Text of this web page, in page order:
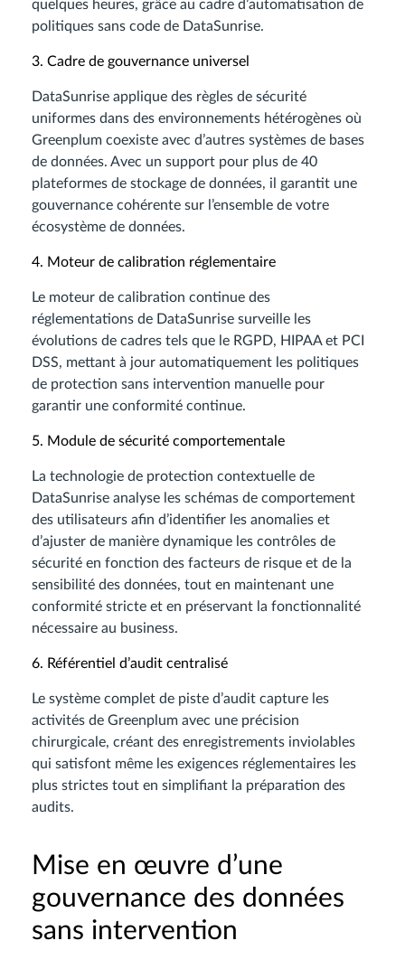
quelques heures, grâce au cadre d’automatisation de
politiques sans code de DataSunrise.
3. Cadre de gouvernance universel
DataSunrise applique des règles de sécurité
uniformes dans des environnements hétérogènes où
Greenplum coexiste avec d’autres systèmes de bases
de données. Avec un support pour plus de 40
plateformes de stockage de données, il garantit une
gouvernance cohérente sur l’ensemble de votre
écosystème de données.
4. Moteur de calibration réglementaire
Le moteur de calibration continue des
réglementations de DataSunrise surveille les
évolutions de cadres tels que le RGPD, HIPAA et PCI
DSS, mettant à jour automatiquement les politiques
de protection sans intervention manuelle pour
garantir une conformité continue.
5. Module de sécurité comportementale
La technologie de protection contextuelle de
DataSunrise analyse les schémas de comportement
des utilisateurs afin d’identifier les anomalies et
d’ajuster de manière dynamique les contrôles de
sécurité en fonction des facteurs de risque et de la
sensibilité des données, tout en maintenant une
conformité stricte et en préservant la fonctionnalité
nécessaire au business.
6. Référentiel d’audit centralisé
Le système complet de piste d’audit capture les
activités de Greenplum avec une précision
chirurgicale, créant des enregistrements inviolables
qui satisfont même les exigences réglementaires les
plus strictes tout en simplifiant la préparation des
audits.
Mise en œuvre d’une
gouvernance des données
sans intervention